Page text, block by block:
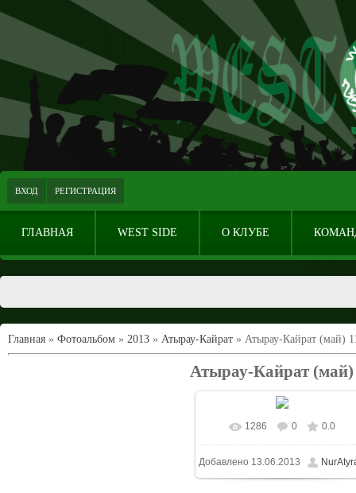
ВХОД РЕГИСТРАЦИЯ
ГЛАВНАЯ WEST SIDE О КЛУБЕ
Главная » Фотоальбом » 2013 » Атырау-Кайрат » Атырау-Кайрат (май)
Атырау-Кайрат (май)
В реальном размере
1024x683/ 110.7Kb
1286 0 0.0
Добавлено 13.06.2013